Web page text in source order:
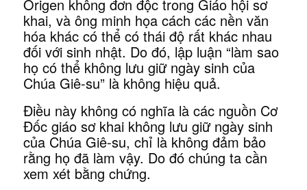
Origen không đơn độc trong Giáo hội sơ
khai, và ông minh họa cách các nền văn
hóa khác có thể có thái độ rất khác nhau
đối với sinh nhật. Do đó, lập luận “làm sao
họ có thể không lưu giữ ngày sinh của
Chúa Giê-su” là không hiệu quả.
Điều này không có nghĩa là các nguồn Cơ
Đốc giáo sơ khai không lưu giữ ngày sinh
của Chúa Giê-su, chỉ là không đảm bảo
rằng họ đã làm vậy. Do đó chúng ta cần
xem xét bằng chứng.